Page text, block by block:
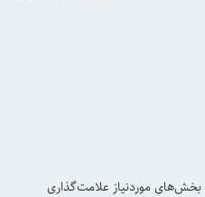
بخش‌های موردنیاز علامت‌گذاری